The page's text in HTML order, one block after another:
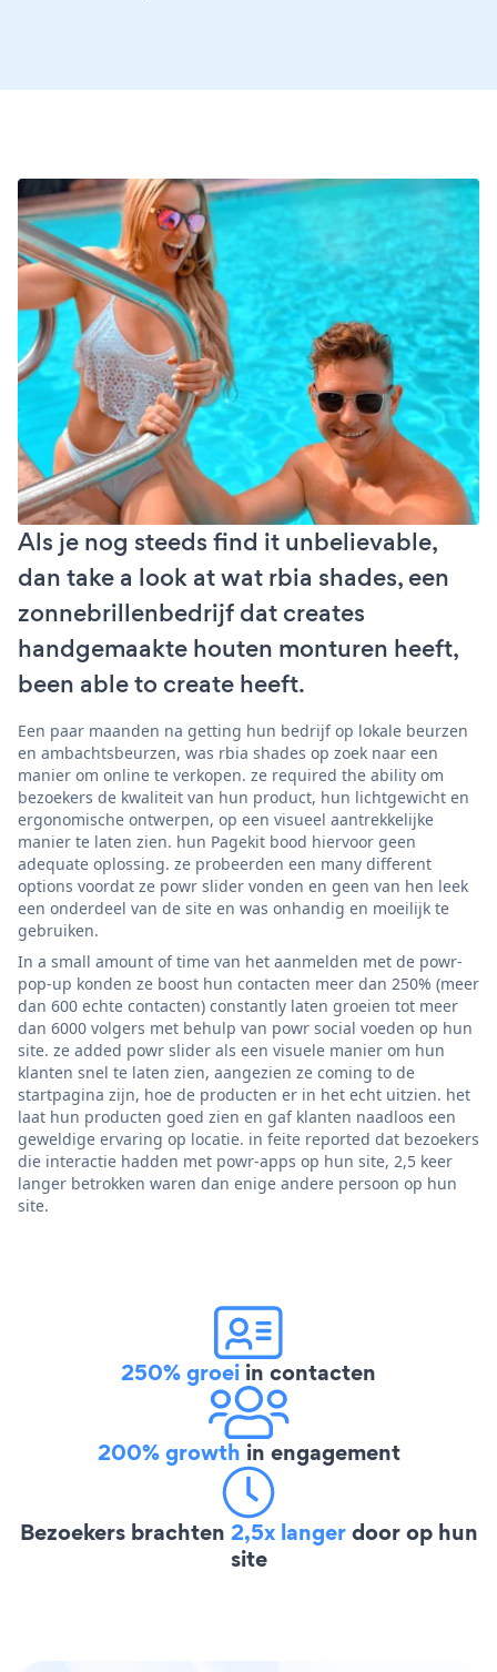
Als je nog steeds find it unbelievable,
dan take a look at wat rbia shades, een
zonnebrillenbedrijf dat creates
handgemaakte houten monturen heeft,
been able to create heeft.
Een paar maanden na getting hun bedrijf op lokale beurzen
en ambachtsbeurzen, was rbia shades op zoek naar een
manier om online te verkopen. ze required the ability om
bezoekers de kwaliteit van hun product, hun lichtgewicht en
ergonomische ontwerpen, op een visueel aantrekkelijke
manier te laten zien. hun Pagekit bood hiervoor geen
adequate oplossing. ze probeerden een many different
options voordat ze powr slider vonden en geen van hen leek
een onderdeel van de site en was onhandig en moeilijk te
gebruiken.
In a small amount of time van het aanmelden met de powr-
pop-up konden ze boost hun contacten meer dan 250% (meer
dan 600 echte contacten) constantly laten groeien tot meer
dan 6000 volgers met behulp van powr social voeden op hun
site. ze added powr slider als een visuele manier om hun
klanten snel te laten zien, aangezien ze coming to de
startpagina zijn, hoe de producten er in het echt uitzien. het
laat hun producten goed zien en gaf klanten naadloos een
geweldige ervaring op locatie. in feite reported dat bezoekers
die interactie hadden met powr-apps op hun site, 2,5 keer
langer betrokken waren dan enige andere persoon op hun
site.
250% groei in contacten
200% growth in engagement
Bezoekers brachten 2,5x langerdoor op hun
site